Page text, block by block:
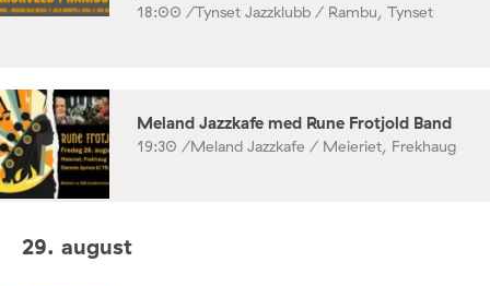
18:00 /Tynset Jazzklubb / Rambu, Tynset
Meland Jazzkafe med Rune Frotjold Band
19:30 /Meland Jazzkafe / Meieriet, Frekhaug
29. august